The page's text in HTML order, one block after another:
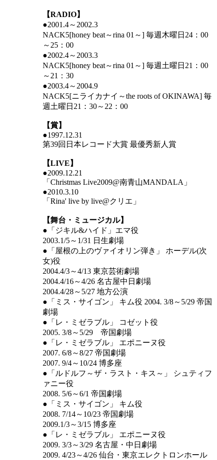
【RADIO】
●2001.4～2002.3
NACK5[honey beat～rina 01～] 毎週木曜日24：00
～25：00
●2002.4～2003.3
NACK5[honey beat～rina 01～] 毎週土曜日21：00
～21：30
●2003.4～2004.9
NACK5[ニライカナイ～the roots of OKINAWA] 毎
週土曜日21：30～22：00
【賞】
●1997.12.31
第39回日本レコード大賞 最優秀新人賞
【LIVE】
●2009.12.21
「Christmas Live2009@南青山MANDALA」
●2010.3.10
「Rina' live by live@クリエ」
【舞台・ミュージカル】
●「ジキル&ハイド」エマ役
2003.1/5～1/31 日生劇場
●「屋根の上のヴァイオリン弾き」 ホーデル(次
女)役
2004.4/3～4/13 東京芸術劇場
2004.4/16～4/26 名古屋中日劇場
2004.4/28～5/27 地方公演
●「ミス・サイゴン」 キム役 2004. 3/8～5/29 帝国
劇場
●「レ・ミゼラブル」 コゼット役
2005. 3/8～5/29 帝国劇場
●「レ・ミゼラブル」 エポニーヌ役
2007. 6/8～8/27 帝国劇場
2007. 9/4～10/24 博多座
●「ルドルフ～ザ・ラスト・キス～」 シュティフ
ァニー役
2008. 5/6～6/1 帝国劇場
●「ミス・サイゴン」 キム役
2008. 7/14～10/23 帝国劇場
2009.1/3～3/15 博多座
●「レ・ミゼラブル」 エポニーヌ役
2009. 3/3～3/29 名古屋・中日劇場
2009. 4/23～4/26 仙台・東京エレクトロンホール